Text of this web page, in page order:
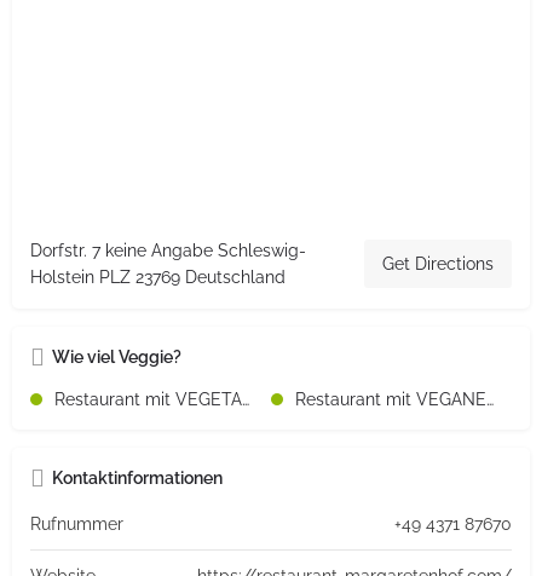
Dorfstr. 7 keine Angabe Schleswig-
Holstein PLZ 23769 Deutschland
Get Directions
Wie viel Veggie?
Restaurant mit VEGETARISCHEN Speisen Restaurant mit VEGANEN Speisen
Kontaktinformationen
Rufnummer +49 4371 87670